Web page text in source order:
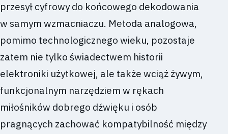
przesył cyfrowy do końcowego dekodowania
w samym wzmacniaczu. Metoda analogowa,
pomimo technologicznego wieku, pozostaje
zatem nie tylko świadectwem historii
elektroniki użytkowej, ale także wciąż żywym,
funkcjonalnym narzędziem w rękach
miłośników dobrego dźwięku i osób
pragnących zachować kompatybilność między